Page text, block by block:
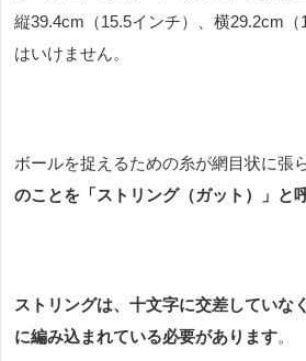
縦39.4cm （15.5インチ）、横29.2cm （
はいけません。
ボールを捉えるための糸が網目状に張
のことを「ストリング（ガット）」と
ストリングは、十文字に交差していな
に編み込まれている必要があります。